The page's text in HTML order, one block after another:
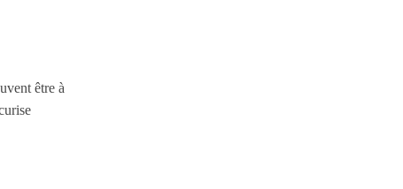
être à